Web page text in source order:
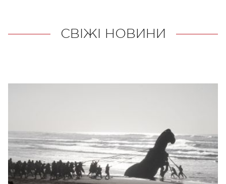
СВІЖІ НОВИНИ